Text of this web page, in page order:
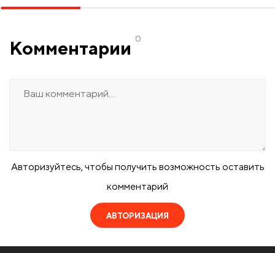
Комментарии 0
Авторизуйтесь, чтобы получить возможность оставить
комментарий
АВТОРИЗАЦИЯ